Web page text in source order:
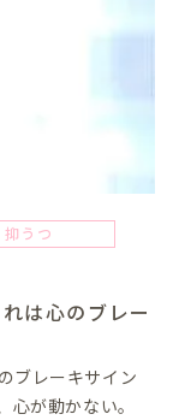
抑うつ
は心のブレー
ブレーキサイン
が動かない。